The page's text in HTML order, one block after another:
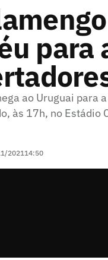
para
ao Uruguai para
às 17h, no Estádio
202114:50